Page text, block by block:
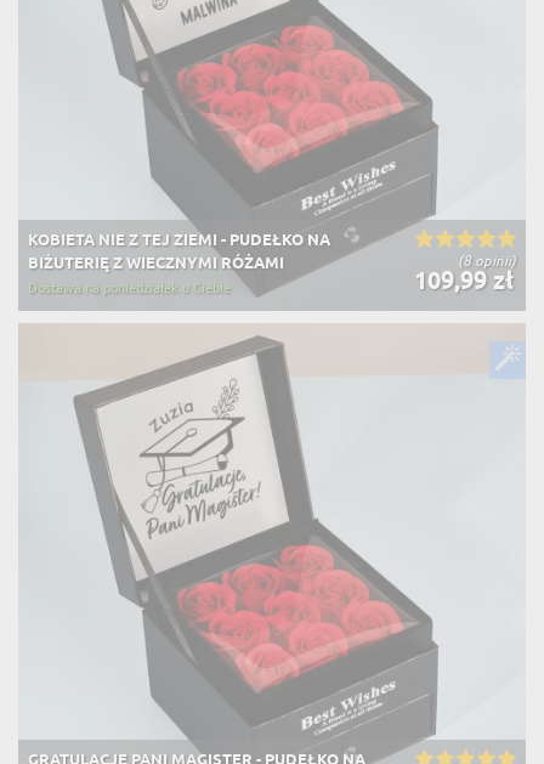
(8 opinii)
KOBIETA NIE Z TEJ ZIEMI - PUDEŁKO NA
BIŻUTERIĘ Z WIECZNYMI RÓŻAMI
109,99 zł
Dostawa na poniedziałek u Ciebie